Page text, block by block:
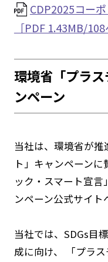
CDP2025コー
［PDF 1.43MB/108
環境省「プラ
ンペーン
当社は、環境省が
ト」キャンペーン
ック・スマート宣
ンペーン公式サイト
当社では、SDGs目
成に向け、 「プラ